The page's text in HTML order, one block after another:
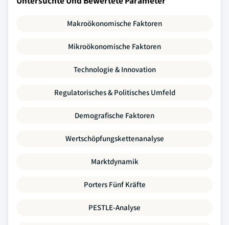
Makroökonomische Faktoren
Mikroökonomische Faktoren
Technologie & Innovation
Regulatorisches & Politisches Umfeld
Demografische Faktoren
Wertschöpfungskettenanalyse
Marktdynamik
Porters Fünf Kräfte
PESTLE-Analyse